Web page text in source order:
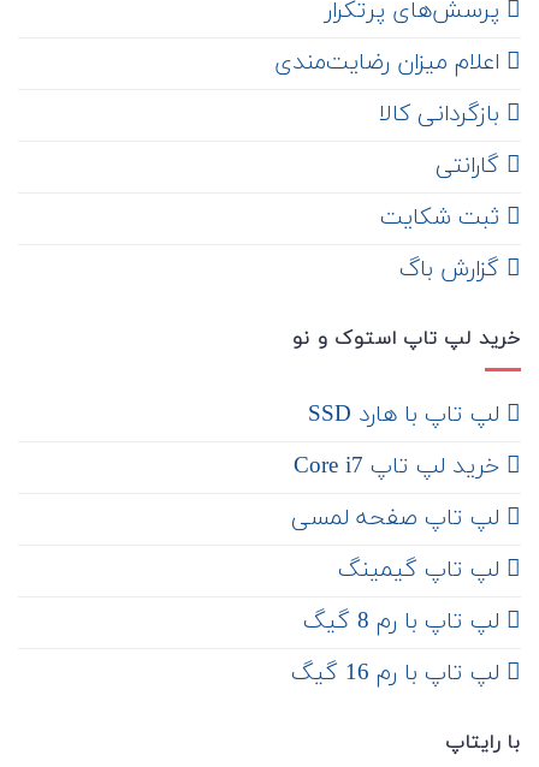
‌ پرسش‌های پرتکرار
اعلام میزان رضایت‌مندی
‌ بازگردانی کالا
گارانتی
ثبت شکایت
‌ گزارش باگ
خرید لپ تاپ استوک و نو
لپ تاپ با هارد SSD
خرید لپ تاپ Core i7
لپ تاپ صفحه لمسی
لپ تاپ گیمینگ
لپ تاپ با رم 8 گیگ
لپ تاپ با رم 16 گیگ
با رایتاپ